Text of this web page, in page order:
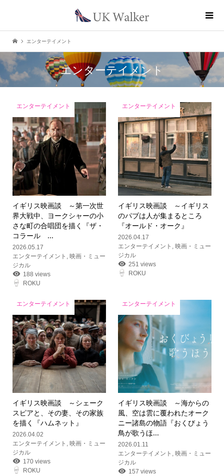
エンターテイメント
エンターテイメント
エンターテイメント
イギリス映画談 ～第一次世
界大戦中、ヨークシャーの小
さな町の合唱団を描く『ザ・
コラール ...
2026.05.17
エンターテイメント
映画・ミュー
ジカル
188 views
ROKU
エンターテイメント
イギリス映画談 ～イギリス
のパブは人が集まるところ
『オールド・オーク』
2026.04.17
エンターテイメント
,映画・ミュー
ジカル
251 views
ROKU
エンターテイメント
イギリス映画談 ～シェーク
スピアと、その妻、その家族
を描く『ハムネット』
2026.04.02
エンターテイメント , 映画・ミュー
ジカル
170 views
ROKU
エンターテイメント
イギリス映画談 ～海からの
風、空は雲に覆われたオーク
ニー諸島の物語『おくびょう
鳥が歌うほ...
2026.01.11
エンターテイメント , 映画・ミュー
ジカル
157 views